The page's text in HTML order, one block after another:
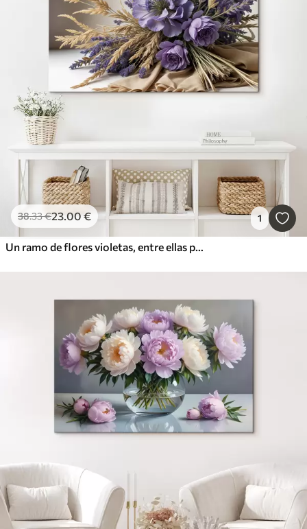
Cuadros populares
Más popular
Borrar todos los filtros
38.33€23.00€ 1
Un ramo de flores violetas, entre ellas peonías y lavanda, con tallos de trigo sobre un fondo claro